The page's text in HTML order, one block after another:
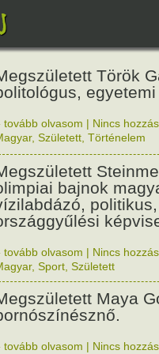
Török
tovább olvasom | Nincs
, Született Történelem
bajnok
politikus,
tovább olvasom | Nincs
, Sport Született
Maya
tovább olvasom | Nincs